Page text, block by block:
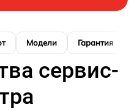
Модели Гарантия
сервис-